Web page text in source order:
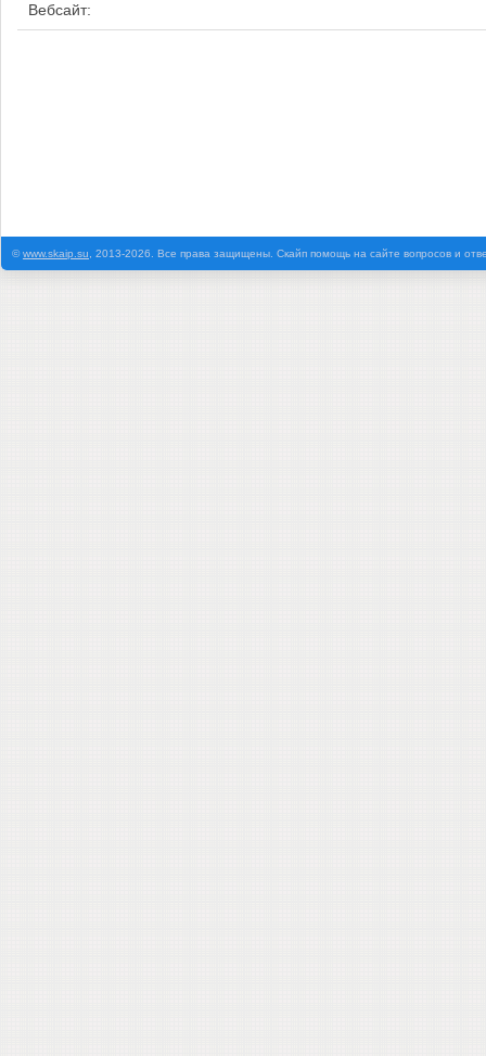
Вебсайт:
©www.skaip.su , 2013-2026. Все права защищены. Скайп помощь на сайте вопросов и